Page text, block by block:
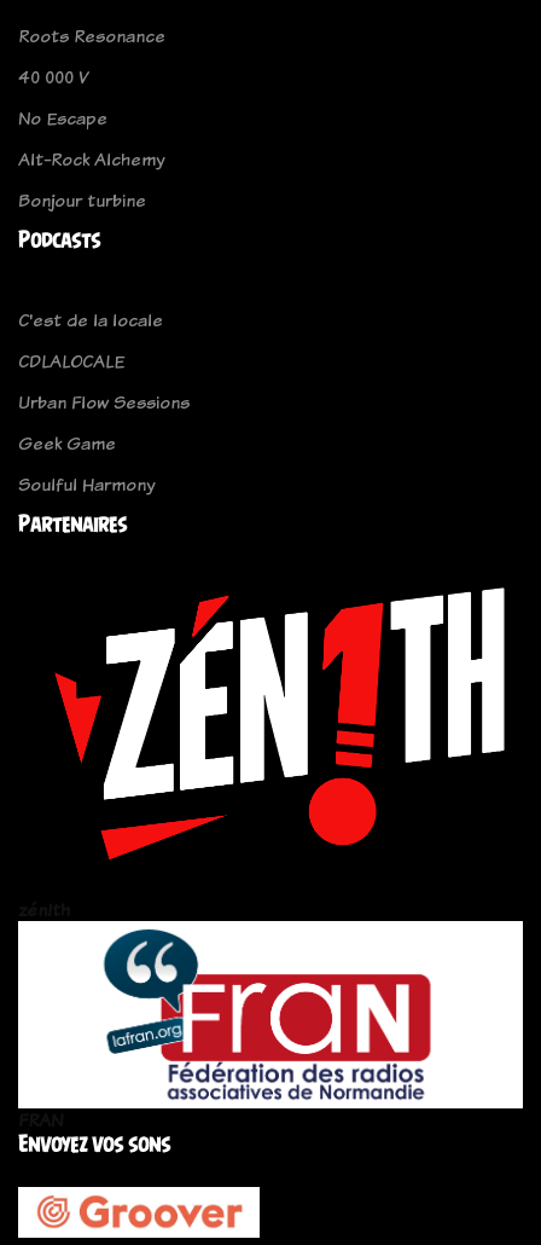
Roots Resonance
40 000 V
No Escape
Alt-Rock Alchemy
Bonjour turbine
Podcasts
C'est de la locale
CDLALOCALE
Urban Flow Sessions
Geek Game
Soulful Harmony
Partenaires
Envoyez vos sons